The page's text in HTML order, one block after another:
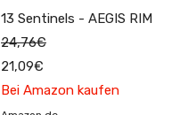
13 Sentinels - AEGIS RIM
24,76€
21,09€
Bei Amazon kaufen